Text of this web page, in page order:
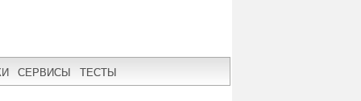
СЕРВИСЫ ТЕСТЫ